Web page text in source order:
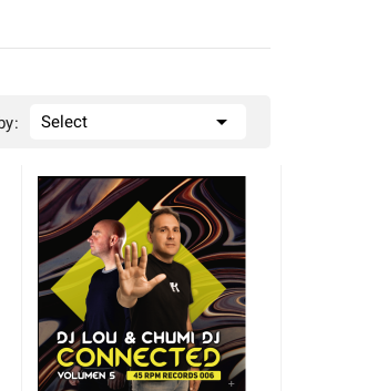
Select 